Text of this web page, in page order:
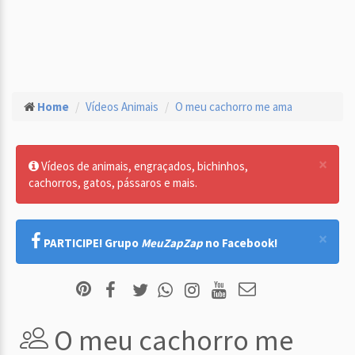
Home Vídeos Animais O meu cachorro me ama
×
Vídeos de animais, engraçados, bichinhos,
cachorros, gatos, pássaros e mais.
×
PARTICIPE! Grupo MeuZapZap no Facebook!
O meu cachorro me